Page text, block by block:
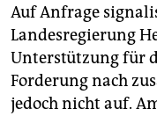
Auf Anfrage
Landesregierung
Unterstützung für
Forderung nach
jedoch nicht auf.